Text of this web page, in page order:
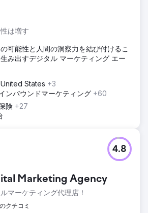
は増す
可能性と人間の洞察力を結び付けるこ
み出すデジタル マーケティング エー
States +3
ンバウンドマーケティング +60
険 +27
Marketing Agency
マーケティング代理店！
クチコミ
4.8